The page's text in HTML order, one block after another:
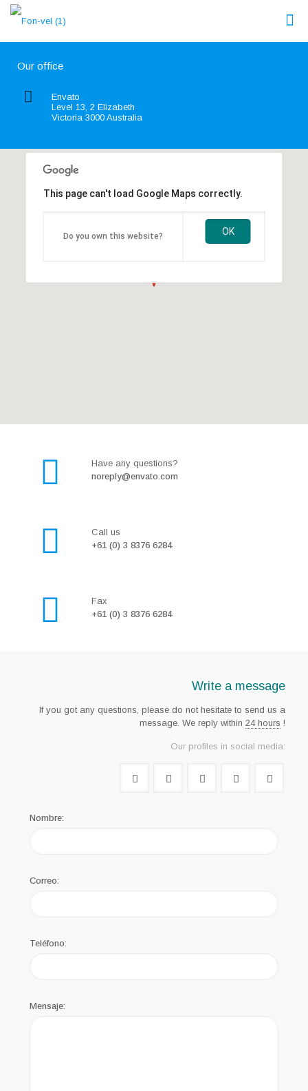
Our office
Envato
Level 13, 2 Elizabeth
Victoria 3000 Australia
This page can't load Google Maps correctly.
Do you own this website? OK
Have any questions?
noreply@envato.com
Call us
+61 (0) 3 8376 6284
Fax
+61 (0) 3 8376 6284
Write a message
If you got any questions, please do not hesitate to send us a
message. We reply within 24 hours !
Our profiles in social media:
Nombre:
Correo:
Teléfono:
Mensaje: